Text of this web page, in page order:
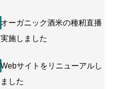
オーガニック酒⽶の種籾直播
実施しました
Webサイトをリニューアルし
ました